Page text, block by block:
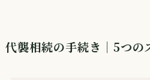
代襲相続の手続き｜5つの